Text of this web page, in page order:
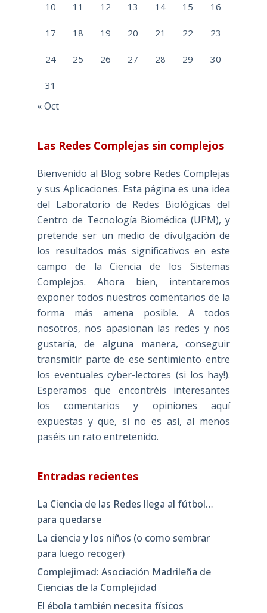
10 11 12 13 14 15 16
17 18 19 20 21 22 23
24 25 26 27 28 29 30
31
« Oct
Las Redes Complejas sin complejos
Bienvenido al Blog sobre Redes Complejas
y sus Aplicaciones. Esta página es una idea
del Laboratorio de Redes Biológicas del
Centro de Tecnología Biomédica (UPM), y
pretende ser un medio de divulgación de
los resultados más significativos en este
campo de la Ciencia de los Sistemas
Complejos. Ahora bien, intentaremos
exponer todos nuestros comentarios de la
forma más amena posible. A todos
nosotros, nos apasionan las redes y nos
gustaría, de alguna manera, conseguir
transmitir parte de ese sentimiento entre
los eventuales cyber-lectores (si los hay!).
Esperamos que encontréis interesantes
los comentarios y opiniones aquí
expuestas y que, si no es así, al menos
paséis un rato entretenido.
Entradas recientes
La Ciencia de las Redes llega al fútbol…
para quedarse
La ciencia y los niños (o como sembrar
para luego recoger)
Complejimad: Asociación Madrileña de
Ciencias de la Complejidad
El ébola también necesita físicos